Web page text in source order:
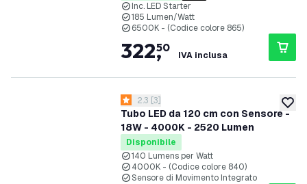
Inc. LED Starter
185 Lumen/Watt
6500K - (Codice colore 865)
322,
50
IVA inclusa
Tubo LED da 120 cm con Sensore -
18W - 4000K - 2520 Lumen
apri il cassetto delle recensioni
2.3 stelle di valutazione
2.3 [3]
Disponibile
140 Lumens per Watt
4000K - (Codice colore 840)
Sensore di Movimento Integrato